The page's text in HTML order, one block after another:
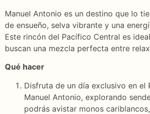
Manuel Antonio es un destino que lo
de ensueño, selva vibrante y una
Este rincón del Pacífico Central es
buscan una mezcla perfecta entre
Qué hacer
Disfruta de un día exclusivo en el
Manuel Antonio, explorando
podrás avistar monos